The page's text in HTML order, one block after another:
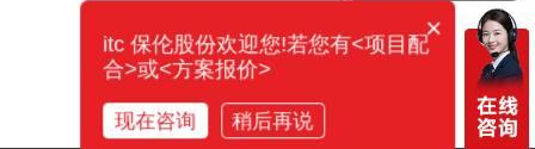
×
itc 保伦股份欢迎您!若您有<项目配
合>或<方案报价>
现在咨询 稍后再说